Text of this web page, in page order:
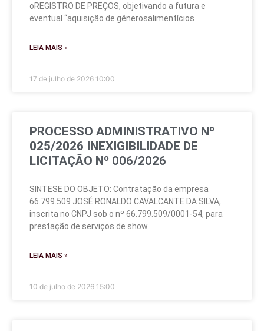
oREGISTRO DE PREÇOS, objetivando a futura e
eventual “aquisição de gênerosalimentícios
LEIA MAIS »
17 de julho de 2026 10:00
PROCESSO ADMINISTRATIVO Nº
025/2026 INEXIGIBILIDADE DE
LICITAÇÃO Nº 006/2026
SINTESE DO OBJETO: Contratação da empresa
66.799.509 JOSÉ RONALDO CAVALCANTE DA SILVA,
inscrita no CNPJ sob o nº 66.799.509/0001-54, para
prestação de serviços de show
LEIA MAIS »
10 de julho de 2026 15:00